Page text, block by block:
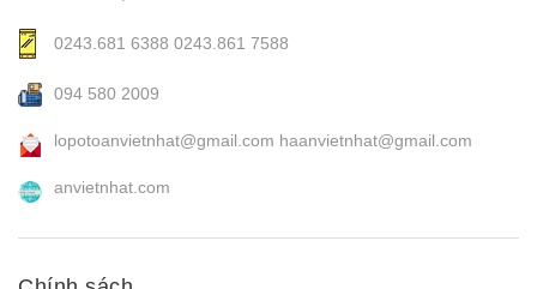
0243.681 6388 0243.861 7588
094 580 2009
lopotoanvietnhat@gmail.com haanvietnhat@gmail.com
anvietnhat.com